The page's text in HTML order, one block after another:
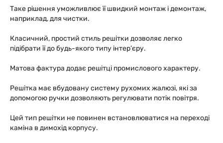
Таке рішення уможливлює її швидкий монтаж і демонтаж,
наприклад, для чистки.
Класичний, простий стиль решітки дозволяє легко
підібрати її до будь-якого типу інтер’єру.
Матова фактура додає решітці промислового характеру.
Решітка має вбудовану систему рухомих жалюзі, які за
допомогою ручки дозволяють регулювати потік повітря.
Цей тип решітки не повинен встановлюватися на переході
каміна в димохід корпусу.